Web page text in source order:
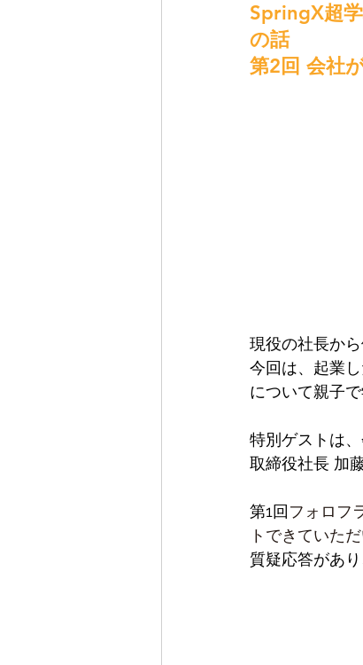
SpringX超
の話
第2回 会社
現役の社長か
今回は、起業
について親子
特別ゲストは
取締役社長 加
第1回フォロフ
トできていた
質疑応答があ